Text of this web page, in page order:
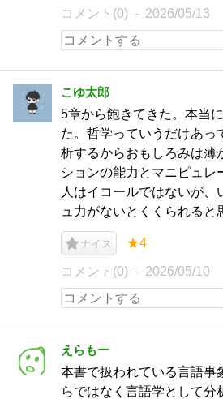
コメント(0) 2026/05/13
こゆ太郎
5章から飽きてきた。本当
た。哲学っていうだけあっ
析するからおもしろみは薄
ションの能力とマニピュレ
人はイコールではないが、
ュ力がないとくくられると
ナイス ★4
コメント(0) 2026/05/10
えらもー
本書で扱われている言語事
らではなく言語学として分